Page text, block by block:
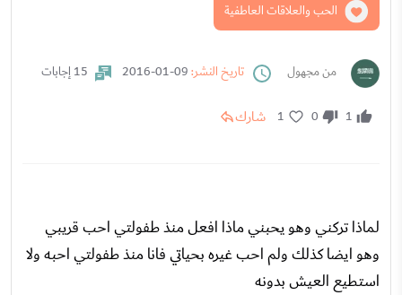
الحب والعلاقات العاطفية
من مجهول تاريخ النشر: 15 إجابات
1
0
1 شارك
لماذا تركني وهو يحبني ماذا افعل منذ طفولتي احب قريبي
وهو ايضا كذلك ولم احب غيره بحياتي فانا منذ طفولتي احبه ولا
استطيع العيش بدونه